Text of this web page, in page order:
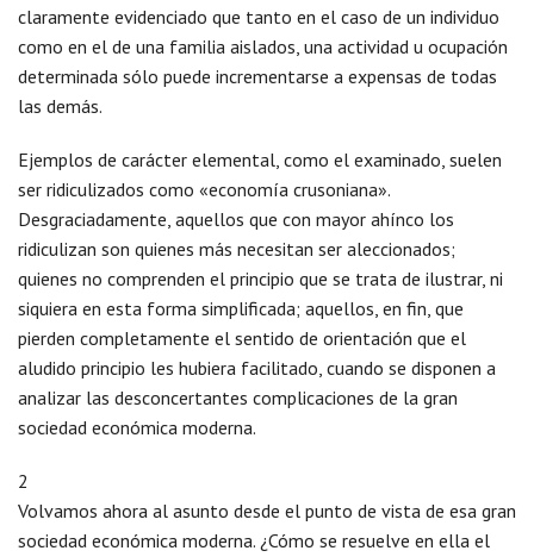
claramente evidenciado que tanto en el caso de un individuo
como en el de una familia aislados, una actividad u ocupación
determinada sólo puede incrementarse a expensas de todas
las demás.
Ejemplos de carácter elemental, como el examinado, suelen
ser ridiculizados como «economía crusoniana».
Desgraciadamente, aquellos que con mayor ahínco los
ridiculizan son quienes más necesitan ser aleccionados;
quienes no comprenden el principio que se trata de ilustrar, ni
siquiera en esta forma simplificada; aquellos, en fin, que
pierden completamente el sentido de orientación que el
aludido principio les hubiera facilitado, cuando se disponen a
analizar las desconcertantes complicaciones de la gran
sociedad económica moderna.
2
Volvamos ahora al asunto desde el punto de vista de esa gran
sociedad económica moderna. ¿Cómo se resuelve en ella el